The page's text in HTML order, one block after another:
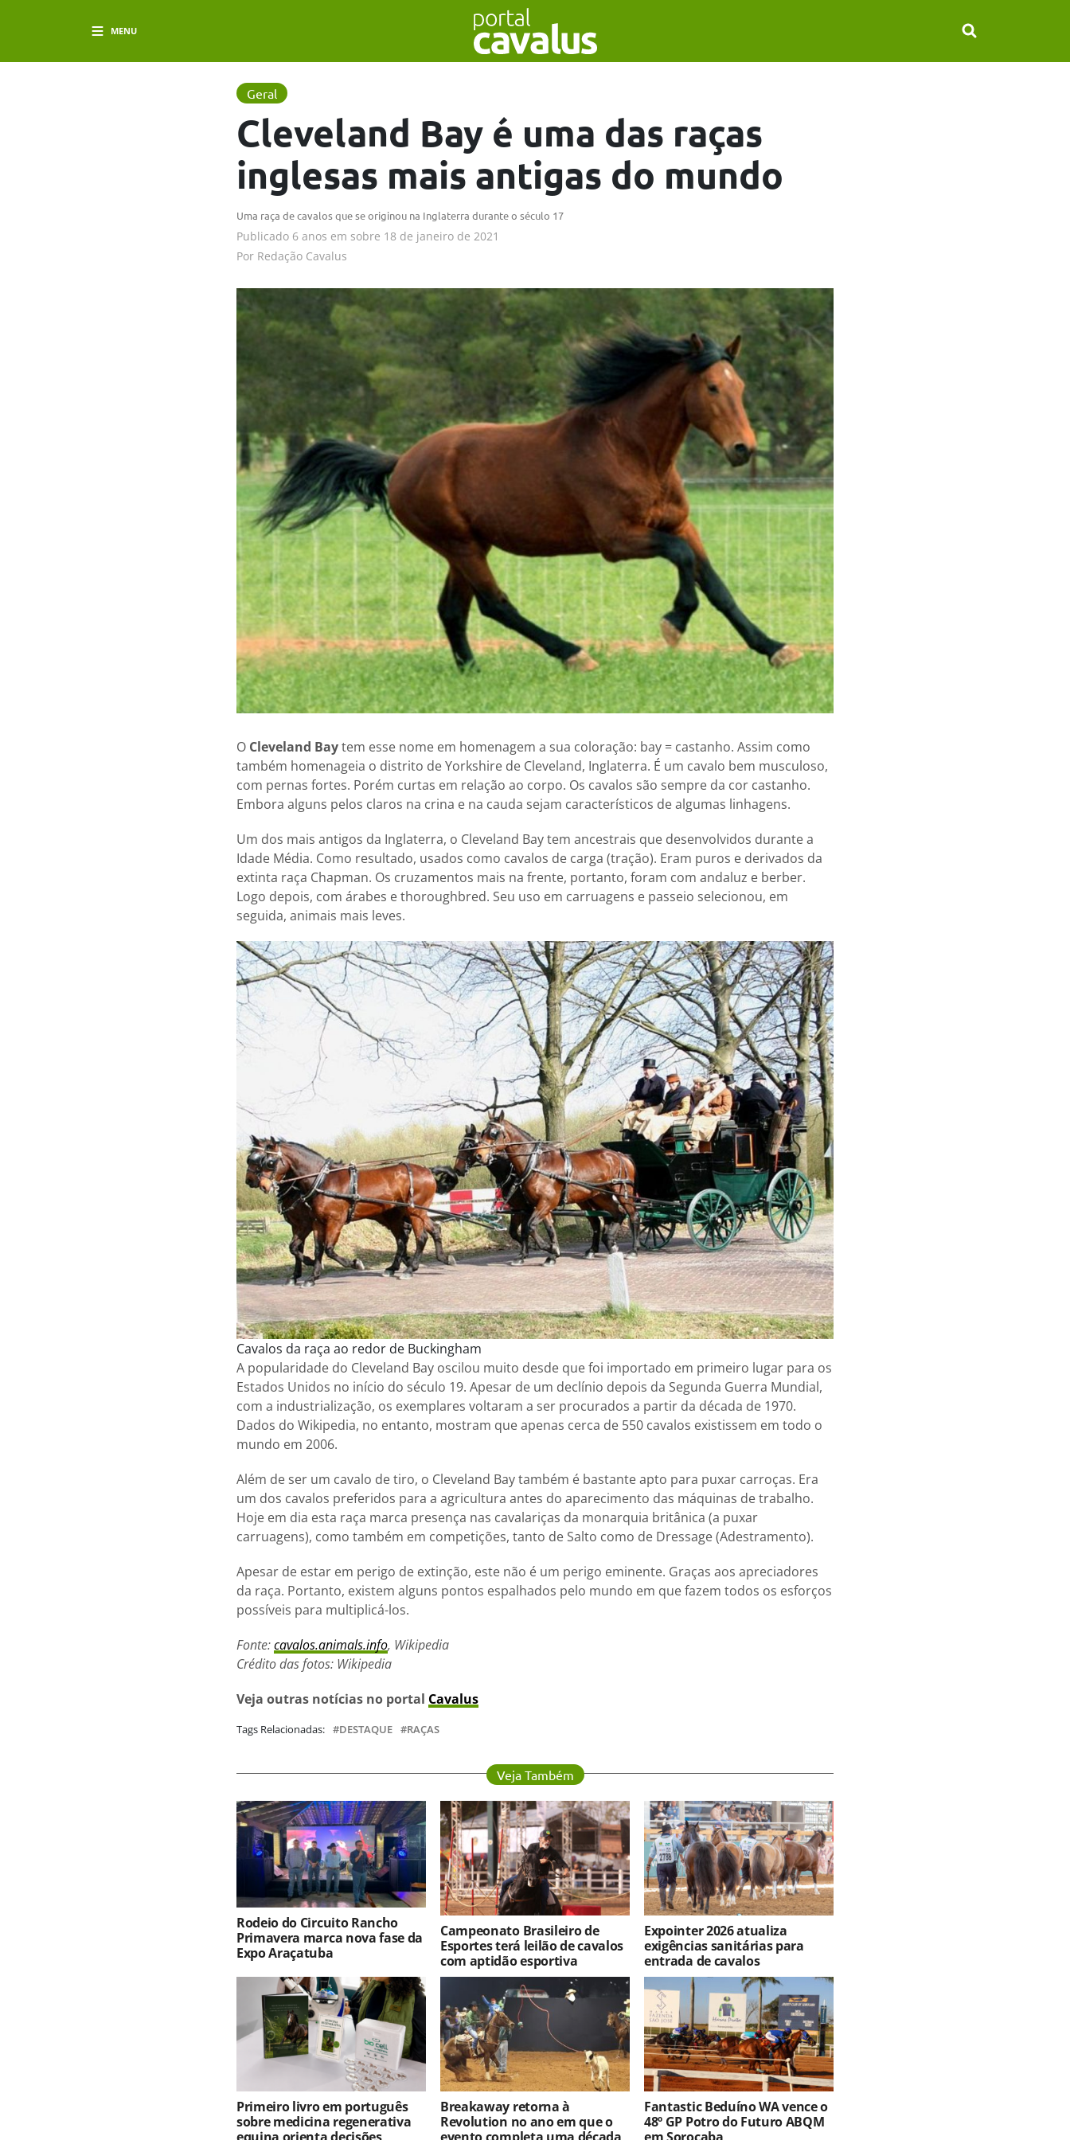
MENU
Geral
Cleveland Bay é uma das raças
inglesas mais antigas do mundo
Uma raça de cavalos que se originou na Inglaterra durante o século 17
Publicado 6 anos em sobre 18 de janeiro de 2021
Por Redação Cavalus
O Cleveland Baytem esse nome em homenagem a sua coloração: bay = castanho. Assim como
também homenageia o distrito de Yorkshire de Cleveland, Inglaterra. É um cavalo bem musculoso,
com pernas fortes. Porém curtas em relação ao corpo. Os cavalos são sempre da cor castanho.
Embora alguns pelos claros na crina e na cauda sejam característicos de algumas linhagens.
Um dos mais antigos da Inglaterra, o Cleveland Bay tem ancestrais que desenvolvidos durante a
Idade Média. Como resultado, usados como cavalos de carga (tração). Eram puros e derivados da
extinta raça Chapman. Os cruzamentos mais na frente, portanto, foram com andaluz e berber.
Logo depois, com árabes e thoroughbred. Seu uso em carruagens e passeio selecionou, em
seguida, animais mais leves.
Cavalos da raça ao redor de Buckingham
A popularidade do Cleveland Bay oscilou muito desde que foi importado em primeiro lugar para os
Estados Unidos no início do século 19. Apesar de um declínio depois da Segunda Guerra Mundial,
com a industrialização, os exemplares voltaram a ser procurados a partir da década de 1970.
Dados do Wikipedia, no entanto, mostram que apenas cerca de 550 cavalos existissem em todo o
mundo em 2006.
Além de ser um cavalo de tiro, o Cleveland Bay também é bastante apto para puxar carroças. Era
um dos cavalos preferidos para a agricultura antes do aparecimento das máquinas de trabalho.
Hoje em dia esta raça marca presença nas cavalariças da monarquia britânica (a puxar
carruagens), como também em competições, tanto de Salto como de Dressage (Adestramento).
Apesar de estar em perigo de extinção, este não é um perigo eminente. Graças aos apreciadores
da raça. Portanto, existem alguns pontos espalhados pelo mundo em que fazem todos os esforços
possíveis para multiplicá-los.
Fonte:cavalos.animals.info, Wikipedia
Crédito das fotos: Wikipedia
Veja outras notícias no portal Cavalus
Tags Relacionadas: DESTAQUE RAÇAS
Veja Também
Rodeio do Circuito Rancho
Primavera marca nova fase da
Expo Araçatuba
Campeonato Brasileiro de
Esportes terá leilão de cavalos
com aptidão esportiva
Expointer 2026 atualiza
exigências sanitárias para
entrada de cavalos
Primeiro livro em português
sobre medicina regenerativa
Breakaway retorna à
Revolution no ano em que o
Fantastic Beduíno WA vence o
48º GP Potro do Futuro ABQM